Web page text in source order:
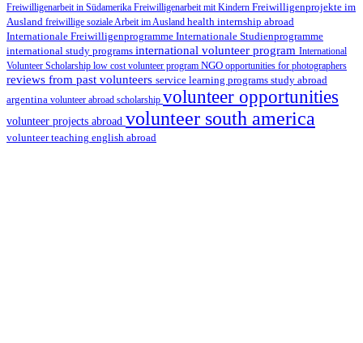
Freiwilligenarbeit in Südamerika Freiwilligenarbeit mit Kindern Freiwilligenprojekte im
Ausland freiwillige soziale Arbeit im Ausland health internship abroad
Internationale Freiwilligenprogramme Internationale Studienprogramme
international study programs international volunteer program International
Volunteer Scholarship low cost volunteer program NGO opportunities for photographers
reviews from past volunteers service learning programs study abroad
argentina volunteer abroad scholarship volunteer opportunities
volunteer projects abroad volunteer south america
volunteer teaching english abroad